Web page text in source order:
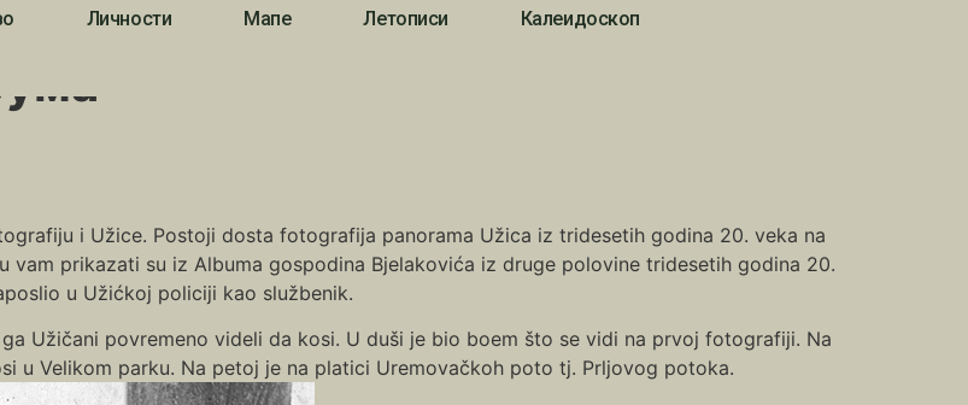
Личности Мапе Летописи
Калеидоскоп
i Užice. Postoji dosta fotografija panorama Užica iz tridesetih godina 20. veka na
prikazati su iz Albuma gospodina Bjelakovića iz druge polovine tridesetih godina 20.
u Užićkoj policiji kao službenik.
Užičani povremeno videli da kosi. U duši je bio boem što se vidi na prvoj fotografiji. Na
u Velikom parku. Na petoj je na platici Uremovačkoh poto tj. Prljovog potoka.